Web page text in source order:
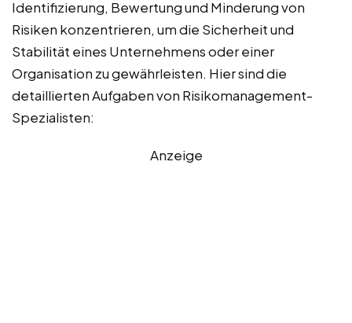
Identifizierung, Bewertung und Minderung von
Risiken konzentrieren, um die Sicherheit und
Stabilität eines Unternehmens oder einer
Organisation zu gewährleisten. Hier sind die
detaillierten Aufgaben von Risikomanagement-
Spezialisten:
Anzeige